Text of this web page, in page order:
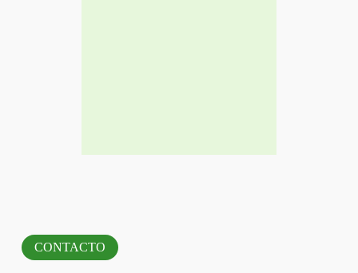
CONTACTO